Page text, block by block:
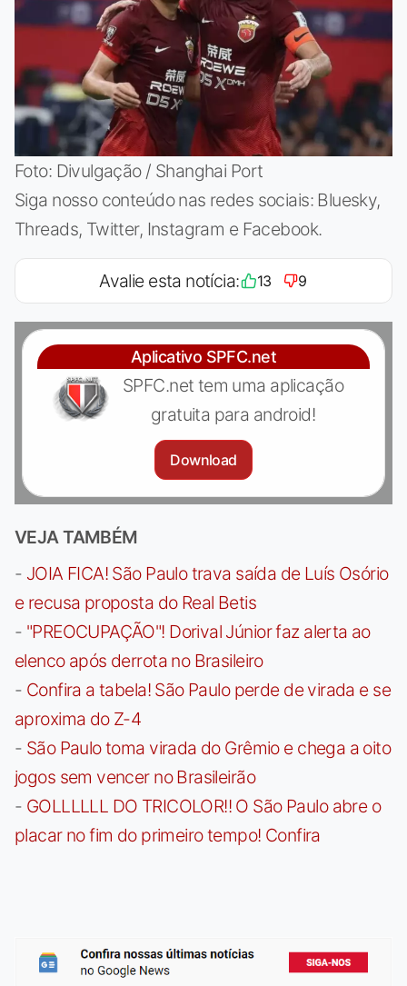
Foto: Divulgação / Shanghai Port
Siga nosso conteúdo nas redes sociais: Bluesky,
Threads, Twitter, Instagram e Facebook.
Avalie esta notícia: 13 9
Aplicativo SPFC.net
SPFC.net tem uma aplicação
gratuita para android!
Download
VEJA TAMBÉM
- JOIA FICA! São Paulo trava saída de Luís Osório
e recusa proposta do Real Betis
- "PREOCUPAÇÃO"! Dorival Júnior faz alerta ao
elenco após derrota no Brasileiro
- Confira a tabela! São Paulo perde de virada e se
aproxima do Z-4
- São Paulo toma virada do Grêmio e chega a oito
jogos sem vencer no Brasileirão
- GOLLLLLL DO TRICOLOR!! O São Paulo abre o
placar no fim do primeiro tempo! Confira